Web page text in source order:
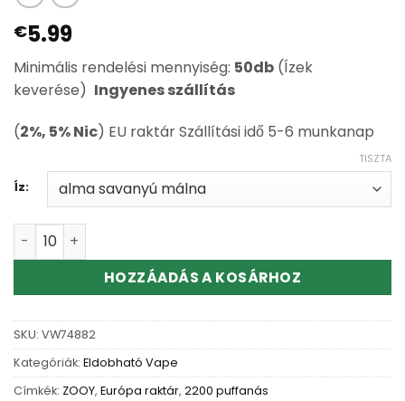
€5.99
Minimális rendelési mennyiség: 50db (Ízek
keverése) Ingyenes szállítás
(2%, 5% Nic) EU raktár Szállítási idő 5-6 munkanap
Íz:
TISZTA
Wholesale ZOOY VAPE VAPOR 22K Disposable Vape
HOZZÁADÁS A KOSÁRHOZ
SKU: VW74882
Kategóriák: Eldobható Vape
Címkék: ZOOY, Európa raktár, 2200 puffanás